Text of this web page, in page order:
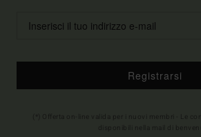
Registrarsi